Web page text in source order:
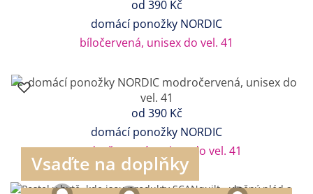
od 390 Kč
domácí ponožky NORDIC
bíločervená, unisex do vel. 41
od 390 Kč
domácí ponožky NORDIC
modročervená, unisex do vel. 41
Vsaďte na doplňky